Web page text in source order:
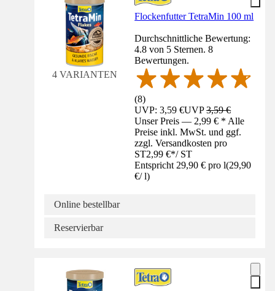
4 VARIANTEN
Flockenfutter TetraMin 100 ml
Durchschnittliche Bewertung:
4.8 von 5 Sternen. 8
Bewertungen.
(8)
UVP: 3,59 €UVP3,59 €
Unser Preis — 2,99 € * Alle
Preise inkl. MwSt. und ggf.
zzgl. Versandkosten pro
ST2,99 €*/ ST
Entspricht 29,90 € pro l(29,90
€/ l)
Online bestellbar
Reservierbar